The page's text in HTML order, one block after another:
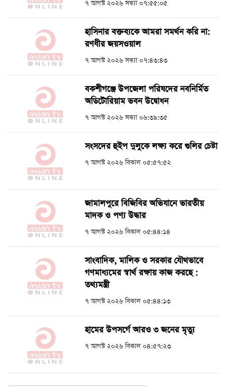
৭ আগস্ট ২০২৬ সন্ধ্যা ০৭:৫৫:০৫
হাসিনার বক্তব্যকে আমরা সমর্থন করি না:
রণধীর জয়সওয়াল
৭ আগস্ট ২০২৬ সন্ধ্যা ০৭:৪৩:৪৩
বকশীগঞ্জে উপজেলা পরিষদের নবনির্মিত
অডিটোরিয়াম ভবন উদ্বোধন
৭ আগস্ট ২০২৬ সন্ধ্যা ০৬:৩৯:৩৫
সংসদের হুইপ দুলুকে লক্ষ্য করে গুলির চেষ্টা
৭ আগস্ট ২০২৬ বিকাল ০৫:৫৭:৫২
জামালপুরে বিজিবির অভিযানে ভারতীয়
মাদক ও পণ্য উদ্ধার
৭ আগস্ট ২০২৬ বিকাল ০৫:৪৪:১৪
সাংবাদিক, মালিক ও সরকার যৌথভাবে
গণমাধ্যমের স্বার্থ রক্ষায় কাজ করছে :
তথ্যমন্ত্রী
৭ আগস্ট ২০২৬ বিকাল ০৫:৪৪:১৩
হামের উপসর্গে আরও ৩ জনের মৃত্যু
৭ আগস্ট ২০২৬ বিকাল ০৪:৫৭:২৩